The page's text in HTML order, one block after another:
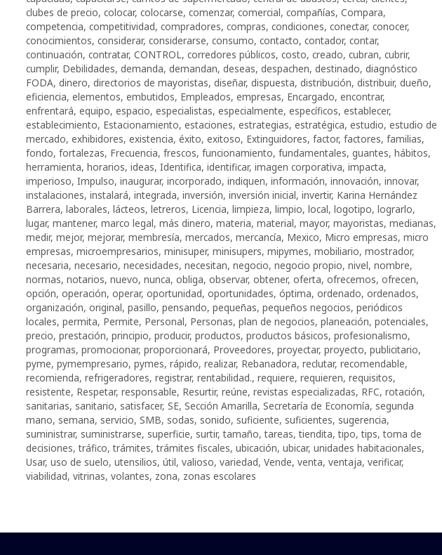
clubes de precio, colocar, colocarse, comenzar, comercial, compañías, Compara,
competencia, competitividad, compradores, compras, condiciones, conectar, conocer,
conocimientos, considerar, considerarse, consumo, contacto, contador, contar,
continuación, contratar, CONTROL, corredores públicos, costo, creado, cubran, cubrir,
cumplir, Debilidades, demanda, demandan, deseas, despachen, destinado, diagnóstico
FODA, dinero, directorios de mayoristas, diseñar, dispuesta, distribución, distribuir, dueño,
eficiencia, elementos, embutidos, Empleados, empresas, Encargado, encontrar,
enfrentará, equipo, espacio, especialistas, especialmente, específicos, establecer,
establecimiento, Estacionamiento, estaciones, estrategias, estratégica, estudio, estudio de
mercado, exhibidores, existencia, éxito, exitoso, Extinguidores, factor, factores, familias,
fondo, fortalezas, Frecuencia, frescos, funcionamiento, fundamentales, guantes, há­bi­tos,
herramienta, horarios, ideas, Identifica, identificar, imagen corporativa, impacta,
imperioso, Impulso, inaugurar, incorporado, indiquen, información, innovación, innovar,
instalaciones, instalará, integrada, inversión, inversión inicial, invertir, Karina Hernández
Barrera, laborales, lácteos, letreros, Licencia, limpieza, limpio, local, logotipo, lograrlo,
lugar, mantener, marco legal, más dinero, materia, material, mayor, mayoristas, medianas,
medir, mejor, mejorar, membresía, mercados, mercancía, Mexico, Micro empresas, micro
empresas, microempresarios, minisuper, minisupers, mipymes, mobiliario, mostrador,
necesaria, necesario, necesidades, necesitan, negocio, negocio propio, nivel, nombre,
normas, notarios, nuevo, nunca, obliga, observar, obtener, oferta, ofrecemos, ofrecen,
opción, operación, operar, oportunidad, oportunidades, óptima, ordenado, ordenados,
organización, original, pasillo, pensando, pequeñas, pequeños negocios, periódicos
locales, permita, Permite, Personal, Personas, plan de negocios, planeación, potenciales,
precio, prestación, principio, producir, productos, productos básicos, profesionalismo,
programas, promocionar, proporcionará, Proveedores, proyectar, proyecto, publicitario,
pyme, pymempresario, pymes, rápido, realizar, Rebanadora, reclutar, recomendable,
recomienda, refrigeradores, registrar, rentabilidad., requiere, requieren, requisitos,
resistente, Respetar, responsable, Resurtir, reúne, revistas especializadas, RFC, rotación,
sanitarias, sanitario, satisfacer, SE, Sección Amarilla, Secretaría de Economía, segunda
mano, semana, servicio, SMB, sodas, sonido, suficiente, suficientes, sugerencia,
suministrar, suministrarse, superficie, surtir,tamaño,tareas,tiendita,tipo,tips,toma de
decisiones,tráfico,trámites,trámites fiscales, ubicación, ubicar, unidades habitacionales,
Usar, uso de suelo, utensilios, útil, valioso, variedad, Vende, venta, ventaja, verificar,
viabilidad, vitrinas, volantes, zona, zonas escolares